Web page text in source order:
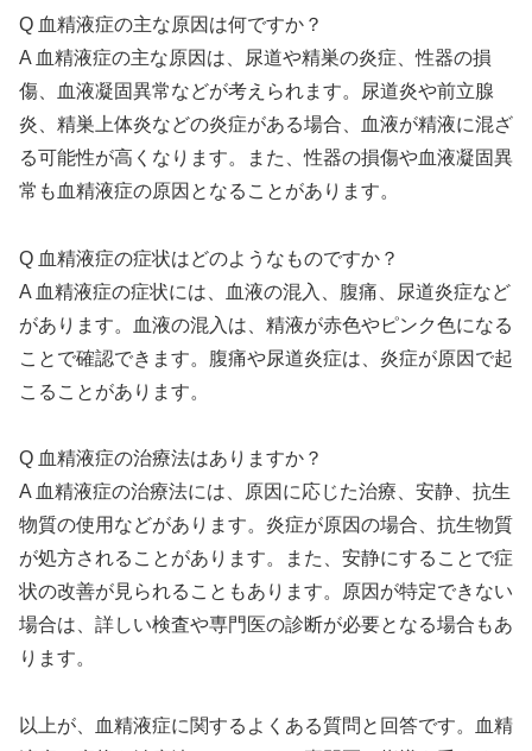
Q 血精液症の主な原因は何ですか？
A 血精液症の主な原因は、尿道や精巣の炎症、性器の損
傷、血液凝固異常などが考えられます。尿道炎や前立腺
炎、精巣上体炎などの炎症がある場合、血液が精液に混ざ
る可能性が高くなります。また、性器の損傷や血液凝固異
常も血精液症の原因となることがあります。
Q 血精液症の症状はどのようなものですか？
A 血精液症の症状には、血液の混入、腹痛、尿道炎症など
があります。血液の混入は、精液が赤色やピンク色になる
ことで確認できます。腹痛や尿道炎症は、炎症が原因で起
こることがあります。
Q 血精液症の治療法はありますか？
A 血精液症の治療法には、原因に応じた治療、安静、抗生
物質の使用などがあります。炎症が原因の場合、抗生物質
が処方されることがあります。また、安静にすることで症
状の改善が見られることもあります。原因が特定できない
場合は、詳しい検査や専門医の診断が必要となる場合もあ
ります。
以上が、血精液症に関するよくある質問と回答です。血精